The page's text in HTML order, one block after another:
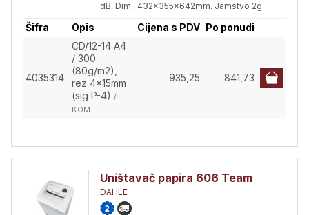
dB, Dim.: 432x355x642mm. Jamstvo 2g
Šifra Opis Cijena s PDV Po ponudi
4035314
CD/12-14 A4
/ 300
(80g/m2),
rez 4x15mm
(sig P-4) /
KOM
935,25 841,73
Uništavač papira 606 Team
DAHLE